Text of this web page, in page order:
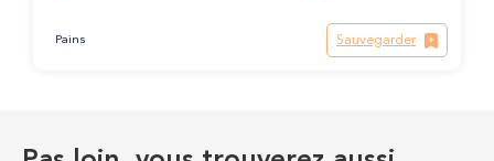
Pains Sauvegarder